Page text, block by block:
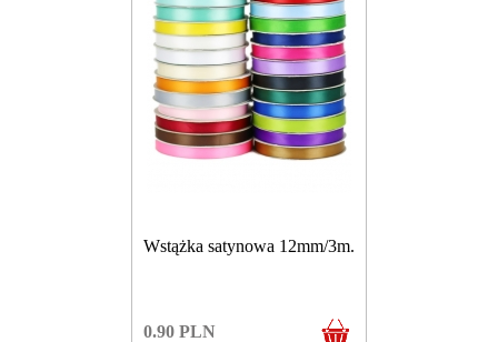
Wstążka satynowa 12mm/3m.
0.90 PLN